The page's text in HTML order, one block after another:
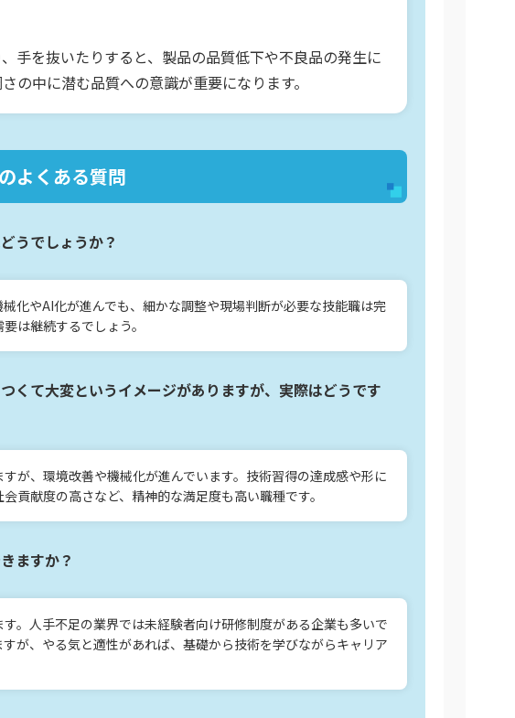
手を抜いたりすると、製品の品質低下や不良品の発生に
の中に潜む品質への意識が重要になります。
よくある質問
うでしょうか？
化やAI化が進んでも、細かな調整や現場判断が必要な技能職は完
は継続するでしょう。
くて大変というイメージがありますが、実際はどうです
が、環境改善や機械化が進んでいます。技術習得の達成感や形に
貢献度の高さなど、精神的な満足度も高い職種です。
ますか？
。人手不足の業界では未経験者向け研修制度がある企業も多いで
が、やる気と適性があれば、基礎から技術を学びながらキャリア